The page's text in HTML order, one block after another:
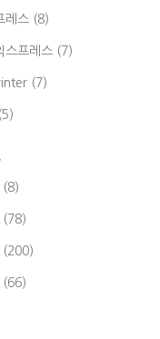
레스 (8)
스프레스 (7)
(7)
(8)
(78)
(200)
(66)